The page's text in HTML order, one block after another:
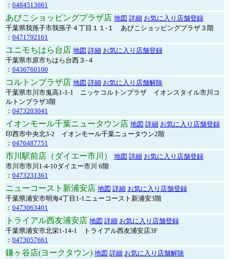
： 0484513661
あびこショッピングプラザ店 地図 詳細 お気に入り店舗登録
千葉県我孫子市我孫子４丁目１１-１ あびこショッピングプラザ３階
： 0471792161
ユニモちはら台店 地図 詳細 お気に入り店舗登録
千葉県市原市ちはら台西３-４
： 0436760100
コルトンプラザ店 地図 詳細 お気に入り店舗解除
千葉県市川市鬼高1-1-1 ニッケコルトンプラザ イオンスタイル市川コ
ルトンプラザ3階
： 0473203041
イオンモール千葉ニュータウン店 地図 詳細 お気に入り店舗登録
印西市中央北3-2 イオンモール千葉ニュータウン2階
： 0476487751
市川駅前店（ダイエー市川） 地図 詳細 お気に入り店舗登録
市川市市川1-4-10ダイエー市川 6階
： 0473231361
ニューコースト新浦安店 地図 詳細 お気に入り店舗登録
千葉県浦安市明海4丁目1-1ニューコースト新浦安3階
： 0473063401
トライアル西友浦安店 地図 詳細 お気に入り店舗登録
千葉県浦安市北栄1-14-1 トライアル西友浦安店3F
： 0473057661
鎌ヶ谷店(ヨークタウン) 地図 詳細 お気に入り店舗解除